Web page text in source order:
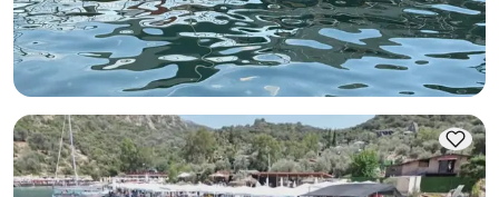
En Düşük
21.000 TL
Müsaitlik & Fiyat Gör